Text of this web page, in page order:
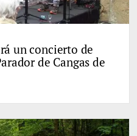
un concierto de
de Cangas de